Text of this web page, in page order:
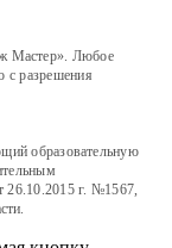
Мастер». Любое
с разрешения
образовательную
26.10.2015 г. №1567,